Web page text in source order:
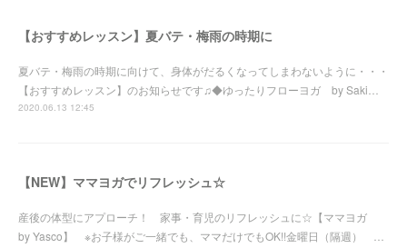
【おすすめレッスン】夏バテ・梅雨の時期に
夏バテ・梅雨の時期に向けて、身体がだるくなってしまわないように・・・
【おすすめレッスン】のお知らせです♫◆ゆったりフローヨガ by Saki…
2020.06.13 12:45
【NEW】ママヨガでリフレッシュ☆
産後の体型にアプローチ！ 家事・育児のリフレッシュに☆【ママヨガ
by Yasco】 ※お子様がご一緒でも、ママだけでもOK!!金曜日（隔週） …